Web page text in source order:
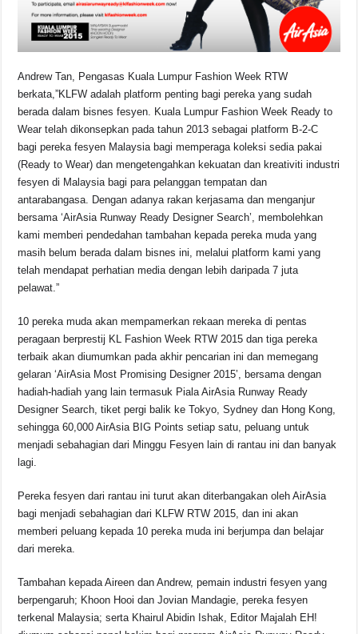
Andrew Tan, Pengasas Kuala Lumpur Fashion Week RTW
berkata,”KLFW adalah platform penting bagi pereka yang sudah
berada dalam bisnes fesyen. Kuala Lumpur Fashion Week Ready to
Wear telah dikonsepkan pada tahun 2013 sebagai platform B-2-C
bagi pereka fesyen Malaysia bagi memperaga koleksi sedia pakai
(Ready to Wear) dan mengetengahkan kekuatan dan kreativiti industri
fesyen di Malaysia bagi para pelanggan tempatan dan
antarabangasa. Dengan adanya rakan kerjasama dan menganjur
bersama ‘AirAsia Runway Ready Designer Search’, membolehkan
kami memberi pendedahan tambahan kepada pereka muda yang
masih belum berada dalam bisnes ini, melalui platform kami yang
telah mendapat perhatian media dengan lebih daripada 7 juta
pelawat.”
10 pereka muda akan mempamerkan rekaan mereka di pentas
peragaan berprestij KL Fashion Week RTW 2015 dan tiga pereka
terbaik akan diumumkan pada akhir pencarian ini dan memegang
gelaran ‘AirAsia Most Promising Designer 2015’, bersama dengan
hadiah-hadiah yang lain termasuk Piala AirAsia Runway Ready
Designer Search, tiket pergi balik ke Tokyo, Sydney dan Hong Kong,
sehingga 60,000 AirAsia BIG Points setiap satu, peluang untuk
menjadi sebahagian dari Minggu Fesyen lain di rantau ini dan banyak
lagi.
Pereka fesyen dari rantau ini turut akan diterbangakan oleh AirAsia
bagi menjadi sebahagian dari KLFW RTW 2015, dan ini akan
memberi peluang kepada 10 pereka muda ini berjumpa dan belajar
dari mereka.
Tambahan kepada Aireen dan Andrew, pemain industri fesyen yang
berpengaruh; Khoon Hooi dan Jovian Mandagie, pereka fesyen
terkenal Malaysia; serta Khairul Abidin Ishak, Editor Majalah EH!